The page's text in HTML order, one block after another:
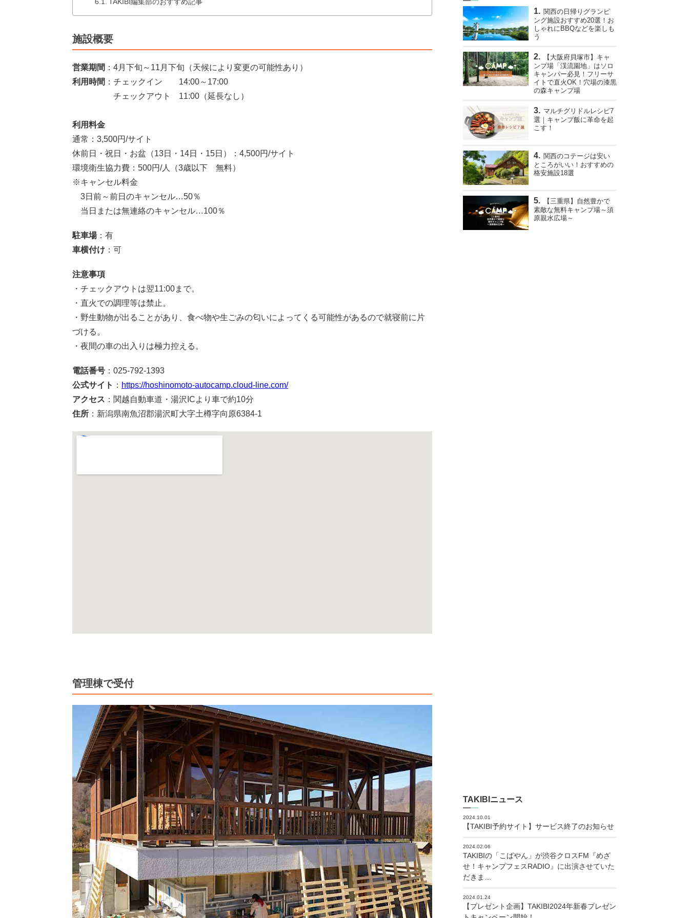
TAKIBI編集部のおすすめ記事
施設概要
営業期間 ：4月下旬～11月下旬（天候により変更の可能性あり）
利用時間 ：チェックイン 14:00～17:00
チェックアウト 11:00（延長なし）
利用料金
通常：3,500円/サイト
休前日・祝日・お盆（13日・14日・15日）：4,500円/サイト
環境衛生協力費：500円/人（3歳以下 無料）
※キャンセル料金
3日前～前日のキャンセル…50％
当日または無連絡のキャンセル…100％
駐車場：有
車横付け ：可
注意事項
・チェックアウトは翌11:00まで。
・直火での調理等は禁止。
・野生動物が出ることがあり、食べ物や生ごみの匂いによってくる可能性があるので就寝前に片
づける。
・夜間の車の出入りは極力控える。
電話番号 ：025-792-1393
公式サイト ： https://hoshinomoto-autocamp.cloud-line.com/
アクセス ：関越自動車道・湯沢ICより車で約10分
住所 ：新潟県南魚沼郡湯沢町大字土樽字向原6384-1
管理棟で受付
関西の日帰りグランピ
ング施設おすすめ20選！お
しゃれにBBQなどを楽しも
う
【大阪府貝塚市】キャ
ンプ場「渓流園地」はソロ
キャンパー必見！フリーサ
イトで直火OK！穴場の漆黒
の森キャンプ場
マルチグリドルレシピ7
選｜キャンプ飯に革命を起
こす！
関西のコテージは安い
ところがいい！おすすめの
格安施設18選
【三重県】自然豊かで
素敵な無料キャンプ場～須
原親水広場～
TAKIBIニュース
2024.10.01
【TAKIBI予約サイト】サービス終了のお知らせ
2024.02.06
TAKIBIの「こばやん」が渋谷クロスFM『めざ
せ！キャンプフェスRADIO』に出演させていた
だきま…
2024.01.24
【プレゼント企画】TAKIBI2024年新春プレゼン